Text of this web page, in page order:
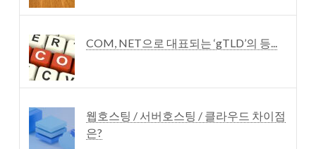
COM, NET으로 대표되는 ‘gTLD’의 등...
웹호스팅 / 서버호스팅 / 클라우드 차이점
은?